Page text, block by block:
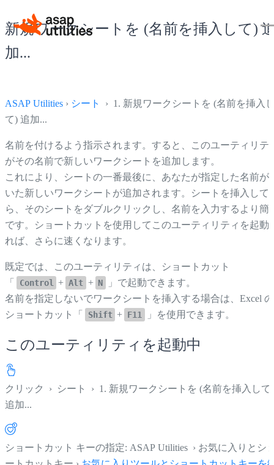
新規ワークシートを (名前を挿入して)
加...
ASAP Utilities › シート
› 1. 新規ワークシートを (名前を挿入
て) 追加...
名前を付けるよう指示されます。すると、このユーティリテ
がその名前で新しいワークシートを追加します。
これにより、シートの一番最後に、あなたが指定した名前が
いた新しいワークシートが追加されます。シートを挿入して
ら、そのシートをダブルクリックし、名前を入力するより簡
です。ショートカットを使用してこのユーティリティを起動
れば、さらに速くなります。
既定では、このユーティリティは、ショートカット
「
Control + Alt + N
」で起動できます。
名前を指定しないでワークシートを挿入する場合は、Excel の
ショートカット「
Shift + F11 」を使用できます。
このユーティリティを起動中
クリック › シート › 1. 新規ワークシートを (名前を挿入して)
追加...
ショートカット キーの指定: ASAP Utilities › お気に入りとシ